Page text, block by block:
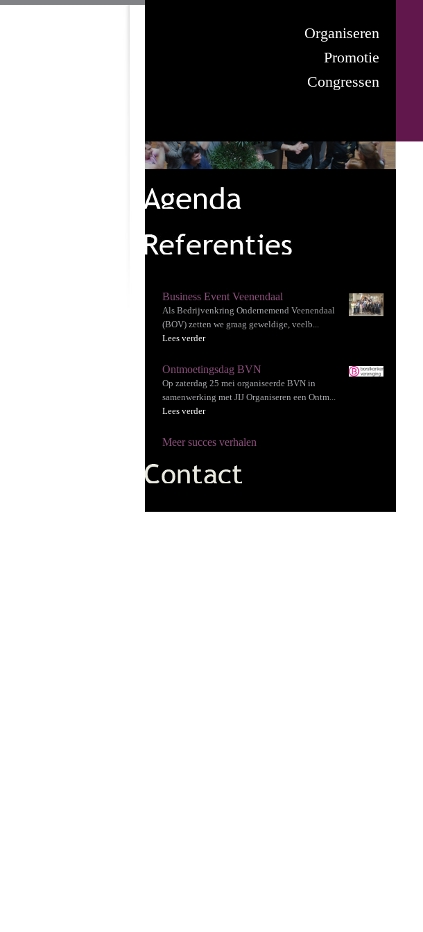
Organiseren
Promotie
Congressen
Business Event Veenendaal
Als Bedrijvenkring Ondernemend Veenendaal
(BOV) zetten we graag geweldige, veelb...
Lees verder
Ontmoetingsdag BVN
Op zaterdag 25 mei organiseerde BVN in
samenwerking met JIJ Organiseren een Ontm...
Lees verder
Meer succes verhalen